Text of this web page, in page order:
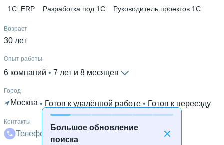
Большое обновление
поиска
1C: ERP
Разработка под 1С Руководитель проектов 1С
Возраст
30 лет
Опыт работы
6 компаний 7 лет и 8 месяцев
Город
Москва • Готов к удалённой работе • Готов к переезду
Контакты
Телефон